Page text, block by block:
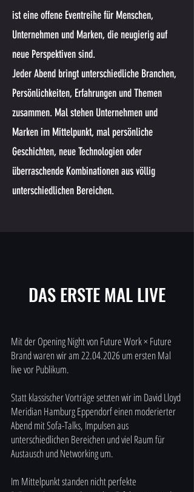
ist eine offene Eventreihe für Menschen,
Unternehmen und Marken, die neugierig auf
neue Perspektiven sind.
Jeder Abend bringt unterschiedliche Branchen,
Persönlichkeiten, Erfahrungen und Themen
zusammen. Mal stehen Unternehmen und
Marken im Mittelpunkt, mal persönliche
Geschichten, neue Technologien oder
überraschende Kombinationen aus völlig
unterschiedlichen Bereichen.
DAS ERSTE MAL LIVE
Mit der Opening Night von Future Work × Future
Brand waren wir am22.04.2026 um ersten Mal
live vor Publikum.
Statt klassischer Vorträge setzten wir im David Lloyd
Meridian Hamburg Eppendorf einen moderierter
Abend mit Sofa-Talks, Impulsen aus
unterschiedlichen Bereichen und viel Raum für
Austausch und Networking um.
Im Mittelpunkt standen nicht perfekte